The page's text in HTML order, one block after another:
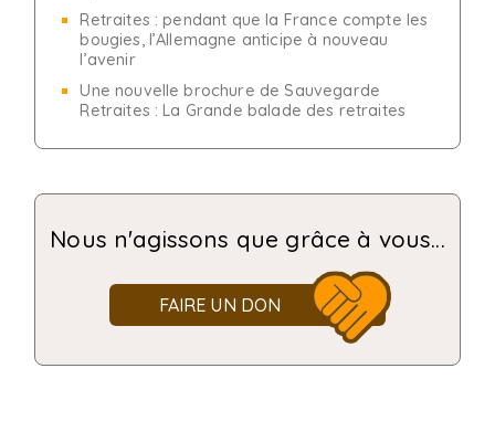
Retraites : pendant que la France compte les
bougies, l’Allemagne anticipe à nouveau
l’avenir
Une nouvelle brochure de Sauvegarde
Retraites : La Grande balade des retraites
Nous n'agissons que grâce à vous...
FAIRE UN DON